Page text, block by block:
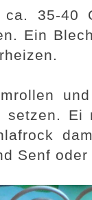
35-40
Ein
setzen.
Senf